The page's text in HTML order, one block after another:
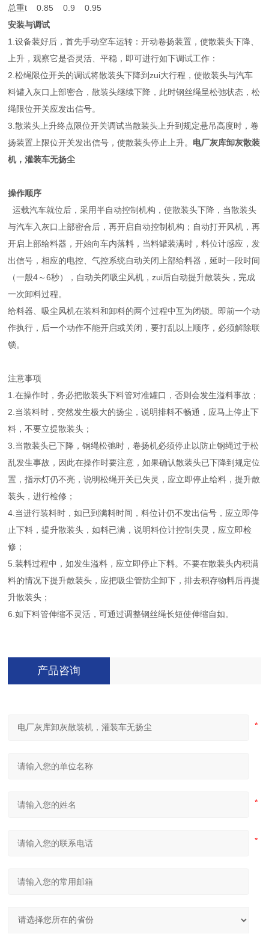
总重t 0.85 0.9 0.95
安装与调试
1.设备装好后，首先手动空车运转：开动卷扬装置，使散装头下降、
上升，观察它是否灵活、平稳，即可进行如下调试工作：
2.松绳限位开关的调试将散装头下降到zui大行程，使散装头与汽车
料罐入灰口上部密合，散装头继续下降，此时钢丝绳呈松弛状态，松
绳限位开关应发出信号。
3.散装头上升终点限位开关调试当散装头上升到规定悬吊高度时，卷
扬装置上限位开关发出信号，使散装头停止上升。 电厂灰库卸灰散装
机，灌装车无扬尘
操作顺序
运载汽车就位后，采用半自动控制机构，使散装头下降，当散装头
与汽车入灰口上部密合后，再开启自动控制机构；自动打开风机，再
开启上部给料器，开始向车内落料，当料罐装满时，料位计感应，发
出信号，相应的电控、气控系统自动关闭上部给料器，延时一段时间
（一般4～6秒），自动关闭吸尘风机，zui后自动提升散装头，完成
一次卸料过程。
给料器、吸尘风机在装料和卸料的两个过程中互为闭锁。即前一个动
作执行，后一个动作不能开启或关闭，要打乱以上顺序，必须解除联
锁。
注意事项
1.在操作时，务必把散装头下料管对准罐口，否则会发生溢料事故；
2.当装料时，突然发生极大的扬尘，说明排料不畅通，应马上停止下
料，不要立提散装头；
3.当散装头已下降，钢绳松弛时，卷扬机必须停止以防止钢绳过于松
乱发生事故，因此在操作时要注意，如果确认散装头已下降到规定位
置，指示灯仍不亮，说明松绳开关已失灵，应立即停止给料，提升散
装头，进行检修；
4.当进行装料时，如已到满料时间，料位计仍不发出信号，应立即停
止下料，提升散装头，如料已满，说明料位计控制失灵，应立即检
修；
5.装料过程中，如发生溢料，应立即停止下料。不要在散装头内积满
料的情况下提升散装头，应把吸尘管防尘卸下，排去积存物料后再提
升散装头；
6.如下料管伸缩不灵活，可通过调整钢丝绳长短使伸缩自如。
产品咨询